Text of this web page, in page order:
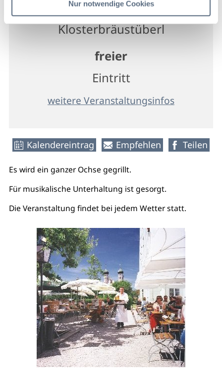
Nur notwendige Cookies
Benediktbeuern
Klosterbräustüberl
freier
Eintritt
weitere Veranstaltungsinfos
Kalendereintrag Empfehlen Teilen
Es wird ein ganzer Ochse gegrillt.
Für musikalische Unterhaltung ist gesorgt.
Die Veranstaltung findet bei jedem Wetter statt.